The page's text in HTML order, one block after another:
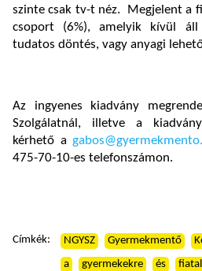
szinte csak tv-t néz. Megjelent a
csoport (6%), amelyik kívül
tudatos döntés, vagy anyagi
Az ingyenes kiadvány
Szolgálatnál, illetve a
kérhető a
475-70-10-es telefonszámon.
Címkék: NGYSZ Gyermekmentő
a
gyermekekre és